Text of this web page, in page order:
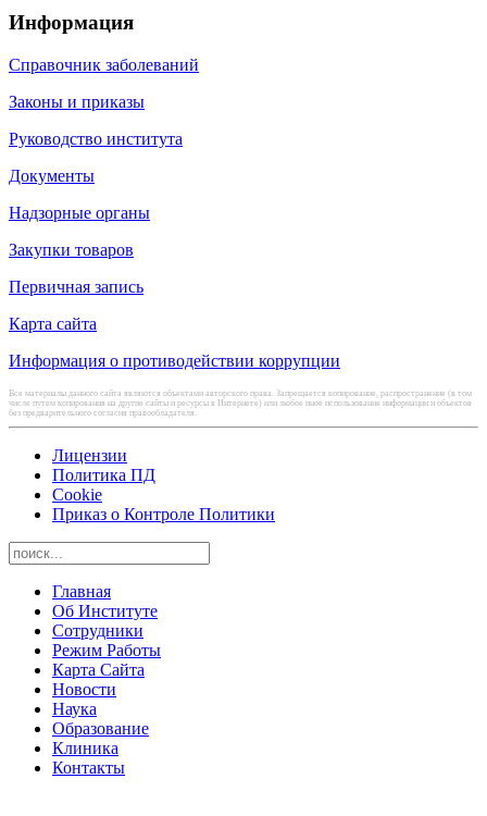
Информация
Справочник заболеваний
Законы и приказы
Руководство института
Документы
Надзорные органы
Закупки товаров
Первичная запись
Карта сайта
Информация о противодействии коррупции
Все материалы данного сайта являются объектами авторского права. Запрещается копирование, распространение (в том
числе путем копирования на другие сайты и ресурсы в Интернете) или любое иное использование информации и объектов
без предварительного согласия правообладателя.
Лицензии
Политика ПД
Cookie
Приказ о Контроле Политики
Главная
Об Институте
Сотрудники
Режим Работы
Карта Сайта
Новости
Наука
Образование
Клиника
Контакты